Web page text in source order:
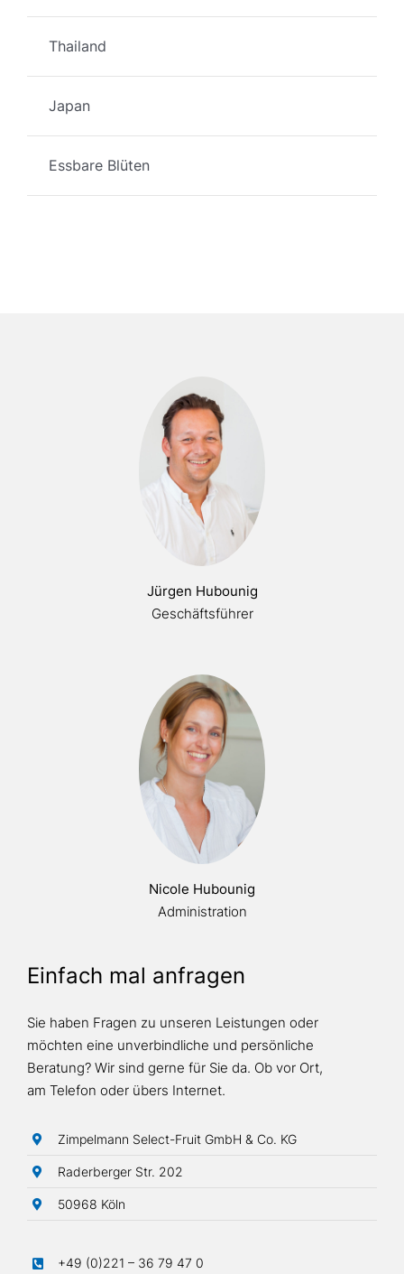
Thailand
Japan
Essbare Blüten
Jürgen Hubounig
Geschäftsführer
Nicole Hubounig
Administration
Einfach mal anfragen
Sie haben Fragen zu unseren Leistungen oder
möchten eine unverbindliche und persönliche
Beratung? Wir sind gerne für Sie da. Ob vor Ort,
am Telefon oder übers Internet.
Zimpelmann Select-Fruit GmbH & Co. KG
Raderberger Str. 202
50968 Köln
+49 (0)221 – 36 79 47 0